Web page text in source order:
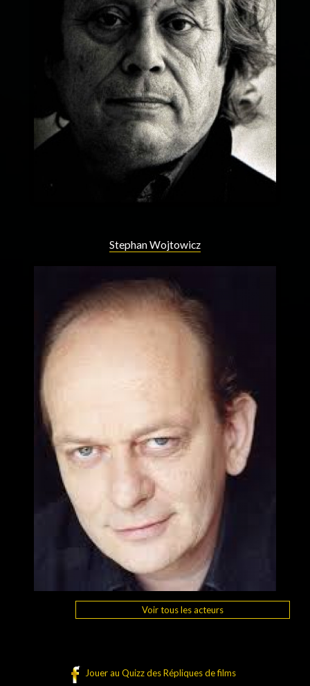
Stephan Wojtowicz
Voir tous les acteurs
Jouer au Quizz des Répliques de films